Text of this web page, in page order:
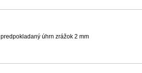
predpokladaný úhrn zrážok 2 mm